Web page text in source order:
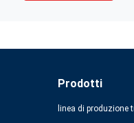
Prodotti
linea di produzione